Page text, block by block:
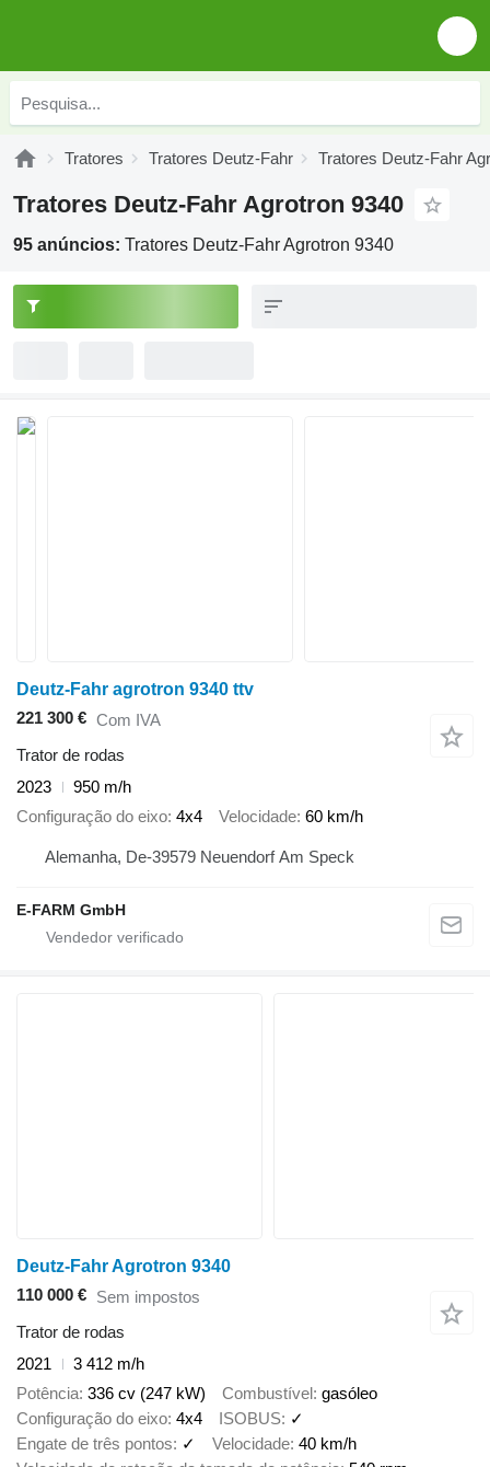
Tratores Tratores Deutz-Fahr Tratores Deutz-Fahr
Tratores Deutz-Fahr Agrotron 9340
95 anúncios: Tratores Deutz-Fahr Agrotron 9340
Deutz-Fahr agrotron 9340 ttv
221 300 € Com IVA
Trator de rodas
2023
950 m/h
Configuração do eixo 4x4 Velocidade 60 km/h
Alemanha, De-39579 Neuendorf Am Speck
E-FARM GmbH
Deutz-Fahr Agrotron 9340
110 000 € Sem impostos
Trator de rodas
2021
3 412 m/h
Potência 336 cv (247 kW) Combustível gasóleo
Configuração do eixo 4x4 ISOBUS ✓
Engate de três pontos
✓ Velocidade 40 km/h